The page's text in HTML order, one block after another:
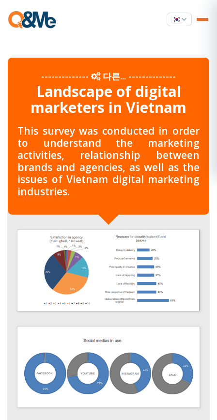
-------------- 다른... --------------
Landscape of digital
marketers in Vietnam
This survey was conducted in order
to understand the marketing
activities, relationship between
brands and agencies, as well as the
issues of Vietnam digital marketing
industries.